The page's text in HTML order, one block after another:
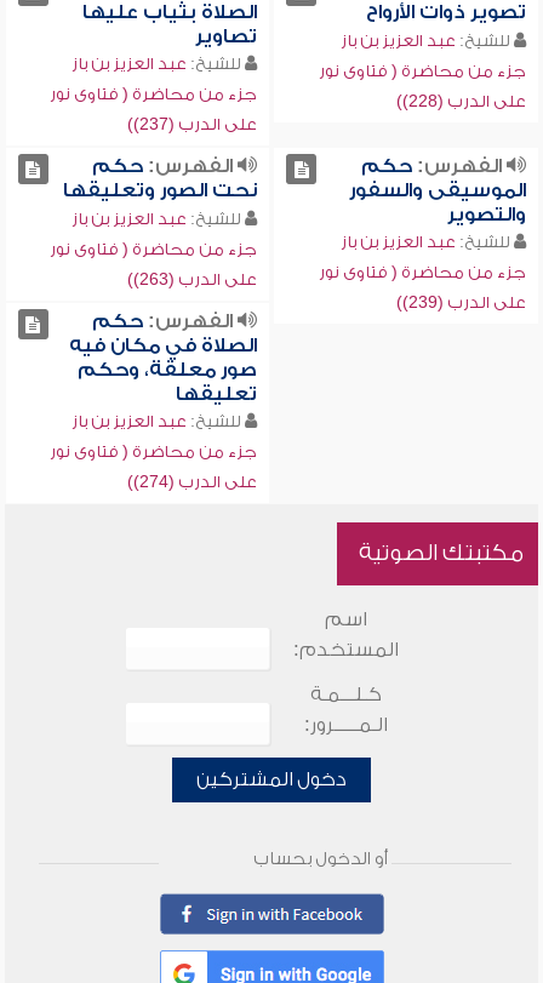
تصوير ذوات الأرواح
للشيخ: عبد العزيز بن باز
جزء من محاضرة ( فتاوى نور
على الدرب (228))
الصلاة بثياب عليها
تصاوير
للشيخ: عبد العزيز بن باز
جزء من محاضرة ( فتاوى نور
على الدرب (237))
الفهرس:حكم
الموسيقى والسفور
والتصوير
للشيخ: عبد العزيز بن باز
جزء من محاضرة ( فتاوى نور
على الدرب (239))
الفهرس:حكم
نحت الصور وتعليقها
للشيخ: عبد العزيز بن باز
جزء من محاضرة ( فتاوى نور
على الدرب (263))
الفهرس:حكم
الصلاة في مكان فيه
صور معلقة، وحكم
تعليقها
للشيخ: عبد العزيز بن باز
جزء من محاضرة ( فتاوى نور
على الدرب (274))
مكتبتك الصوتية
اسم
المستخدم:
كـلـــمـة
الـمـــــرور:
دخول المشتركين
أو الدخول بحساب